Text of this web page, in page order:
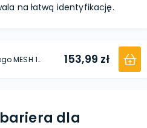
na łatwą identyfikację.
Wkład do filtra siatkowego MESH 120 3'' GZ 153,99 zł
dla